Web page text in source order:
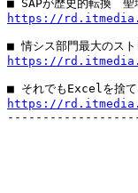
https://
https://
https://